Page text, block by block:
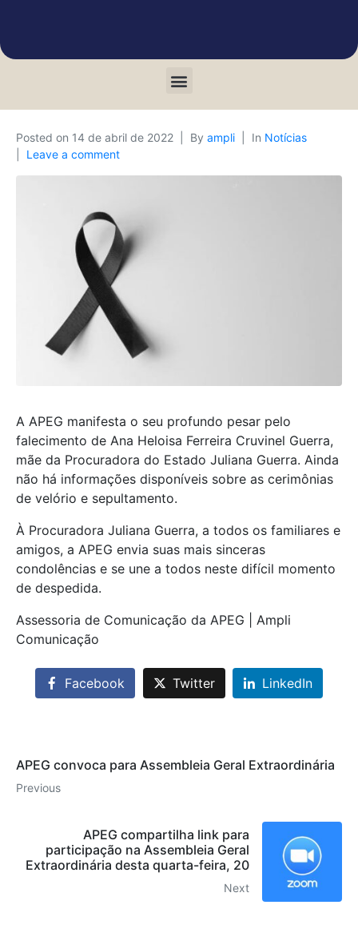
Posted on 14 de abril de 2022 By ampli In Notícias
Leave a comment
A APEG manifesta o seu profundo pesar pelo
falecimento de Ana Heloisa Ferreira Cruvinel Guerra,
mãe da Procuradora do Estado Juliana Guerra. Ainda
não há informações disponíveis sobre as cerimônias
de velório e sepultamento.
À Procuradora Juliana Guerra, a todos os familiares e
amigos, a APEG envia suas mais sinceras
condolências e se une a todos neste difícil momento
de despedida.
Assessoria de Comunicação da APEG | Ampli
Comunicação
Facebook Twitter LinkedIn
APEG convoca para Assembleia Geral Extraordinária
Previous
APEG compartilha link para
participação na Assembleia Geral
Extraordinária desta quarta-feira, 20
Next